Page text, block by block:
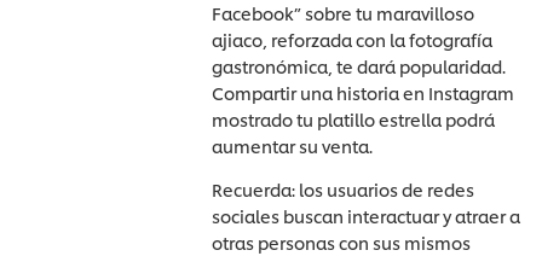
Facebook” sobre tu maravilloso
ajiaco, reforzada con la fotografía
gastronómica, te dará popularidad.
Compartir una historia en Instagram
mostrado tu platillo estrella podrá
aumentar su venta.
Recuerda: los usuarios de redes
sociales buscan interactuar y atraer a
otras personas con sus mismos